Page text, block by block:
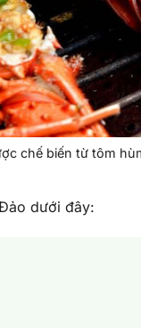
chế biến từ tôm
dưới đây: